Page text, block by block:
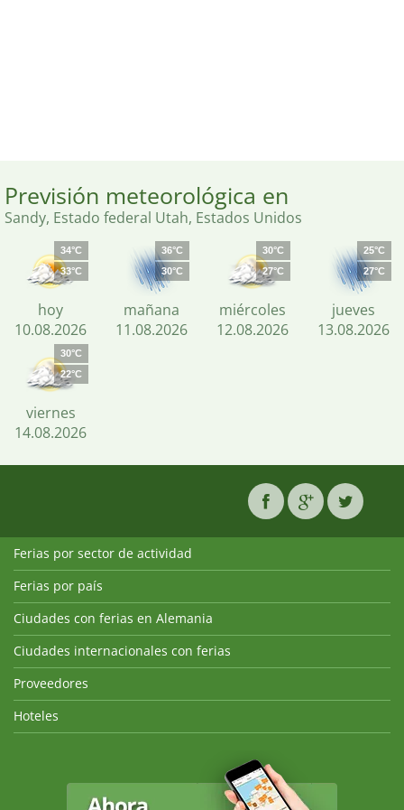
Previsión meteorológica en
Sandy, Estado federal Utah, Estados Unidos
34°C
33°C
hoy
10.08.2026
36°C
30°C
mañana
11.08.2026
30°C
27°C
miércoles
12.08.2026
25°C
27°C
jueves
13.08.2026
30°C
22°C
viernes
14.08.2026
Ferias por sector de actividad
Ferias por país
Ciudades con ferias en Alemania
Ciudades internacionales con ferias
Proveedores
Hoteles